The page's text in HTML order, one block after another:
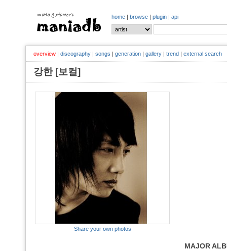
home | browse | plugin | api
overview | discography | songs | generation | gallery | trend | external search
강한 [보컬]
Share your own photos
MAJOR